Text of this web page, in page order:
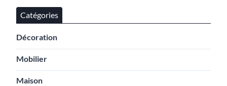
Catégories
Décoration
Mobilier
Maison